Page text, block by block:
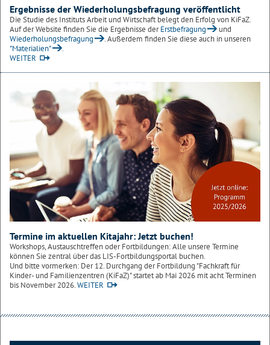
Ergebnisse der Wiederholungsbefragung veröffentlicht
Die Studie des Instituts Arbeit und Wirtschaft belegt den Erfolg von KiFaZ.
Auf der Website finden Sie die Ergebnisse derErstbefragung
und
Wiederholungsbefragung
. Außerdem finden Sie diese auch in unseren
"Materialien"
.
WEITER
Termine im aktuellen Kitajahr: Jetzt buchen!
Workshops, Austauschtreffen oder Fortbildungen: Alle unsere Termine
können Sie zentral über das LIS-Fortbildungsportal buchen.
Und bitte vormerken: Der 12. Durchgang der Fortbildung "Fachkraft für
Kinder- und Familienzentren (KiFaZ)" startet ab Mai 2026 mit acht Terminen
bis November 2026.WEITER